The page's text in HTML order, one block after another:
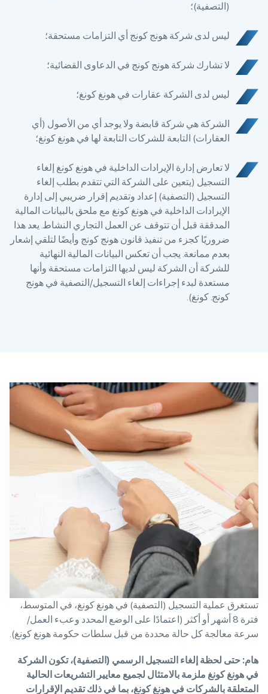
(التصفية)؛
ليس لدى شركة هونج كونج أي التزامات مستحقة؛
لا تشارك شركة هونج كونج في الدعاوى القضائية؛
ليس لدى الشركة عقارات في هونغ كونغ؛
الشركة هي شركة قابضة ولا يوجد أي من الأصول (أي
العقارات) التابعة للشركات التابعة لها في هونغ كونغ؛
لا تعارض إدارة الإيرادات الداخلية في هونغ كونغ إلغاء
التسجيل (يتعين على الشركة التي تتقدم بطلب إلغاء
التسجيل (التصفية) إعداد وتقديم إقرار ضريبي إلى إدارة
الإيرادات الداخلية في هونغ كونغ مع ملحق بالبيانات المالية
المدققة قبل أن تتوقف عن العمل التجاري النشاط. يعد هذا
ضروريًا كجزء من تنفيذ قانون هونج كونج وأيضًا لتلقي إشعار
بعدم ممانعة. يجب أن تعكس البيانات المالية النهائية
للشركة أن الشركة ليس لديها التزامات مستحقة وأنها
مستعدة لبدء إجراءات إلغاء التسجيل/التصفية في هونج
كونج. كونغ).
تستغرق عملية التسجيل (التصفية) في هونغ كونغ، في المتوسط،
فترة 8 أشهر أو أكثر (اعتمادًا على الوضع المحدد وعبء العمل/
سرعة معالجة كل حالة محددة من قبل سلطات حكومة هونغ كونغ).
هام: حتى لحظة إلغاء التسجيل الرسمي (التصفية)، تكون الشركة
في هونغ كونغ ملزمة بالامتثال لجميع معايير التشريعات الحالية
المتعلقة بالشركات في هونغ كونغ، بما في ذلك تقديم الإقرارات